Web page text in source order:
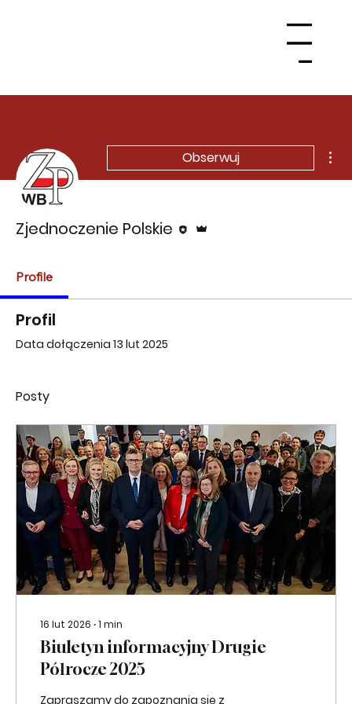
Menu
Obserwuj
Zjednoczenie Polskie
Profile
Profil
Data dołączenia 13 lut 2025
Posty
16 lut 2026 ∙1 min
Biuletyn informacyjny Drugie
Półrocze 2025
Zapraszamy do zapoznania się z